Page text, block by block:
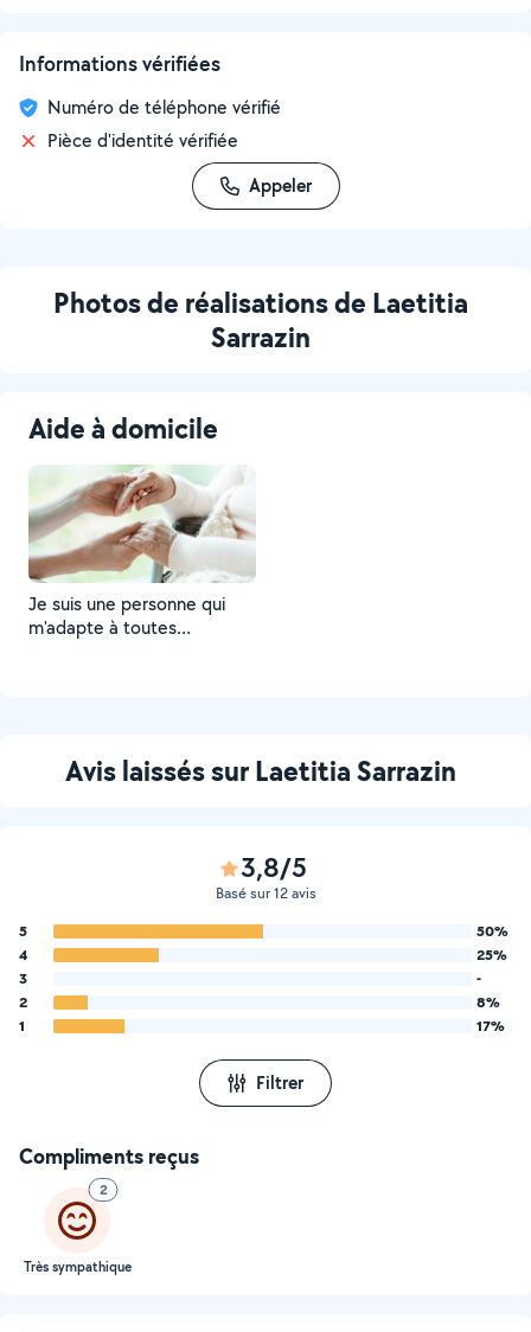
Informations vérifiées
Numéro de téléphone vérifié
Pièce d'identité vérifiée
Appeler
Photos de réalisations de Laetitia
Sarrazin
Aide à domicile
Je suis une personne qui
m'adapte à toutes
Avis laissés sur Laetitia Sarrazin
3,8/5
Basé sur 12 avis
5
50%
4
25%
3
-
2
8%
1
17%
Filtrer
Compliments reçus
2
Très sympathique